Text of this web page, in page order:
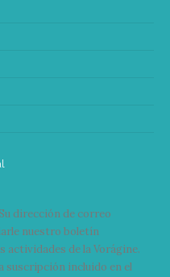
Su dirección de correo
nuestro boletín
de la Vorágine.
suscripción incluido en el